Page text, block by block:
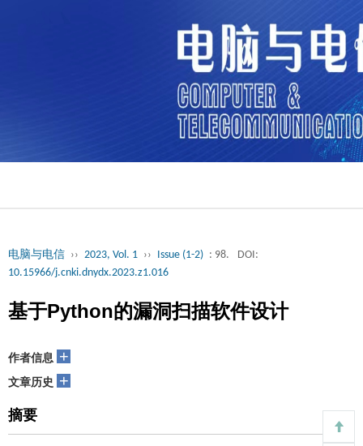
电脑与电信 ›› 2023, Vol. 1 ›› Issue (1-2) : 98.
DOI:
10.15966/j.cnki.dnydx.2023.z1.016
基于Python的漏洞扫描软件设计
作者信息 +
文章历史 +
摘要